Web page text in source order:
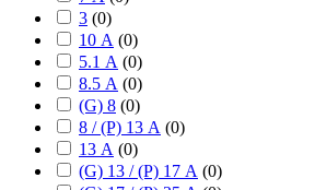
3 (0)
10 А (0)
5.1 А (0)
8.5 А (0)
(G) 8 (0)
8 / (P) 13 А (0)
13 А (0)
(G) 13 / (P) 17 А (0)